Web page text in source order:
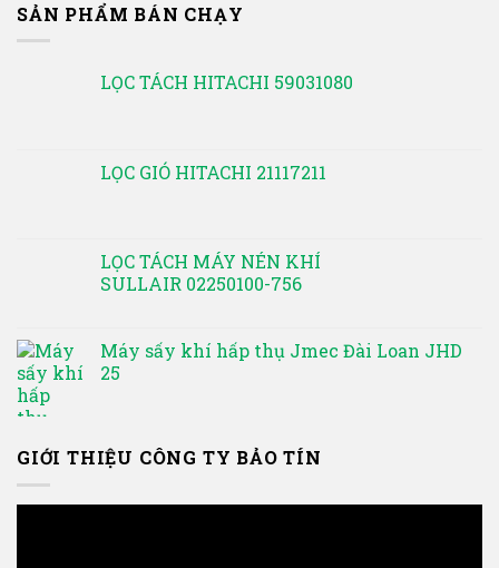
SẢN PHẨM BÁN CHẠY
LỌC TÁCH HITACHI 59031080
LỌC GIÓ HITACHI 21117211
LỌC TÁCH MÁY NÉN KHÍ
SULLAIR 02250100-756
Máy sấy khí hấp thụ Jmec Đài Loan JHD
25
GIỚI THIỆU CÔNG TY BẢO TÍN